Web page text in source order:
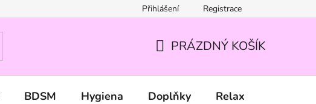
Přihlášení Registrace
KOŠÍK
PRÁZDNÝ KOŠÍK
BDSM Hygiena Doplňky Relax